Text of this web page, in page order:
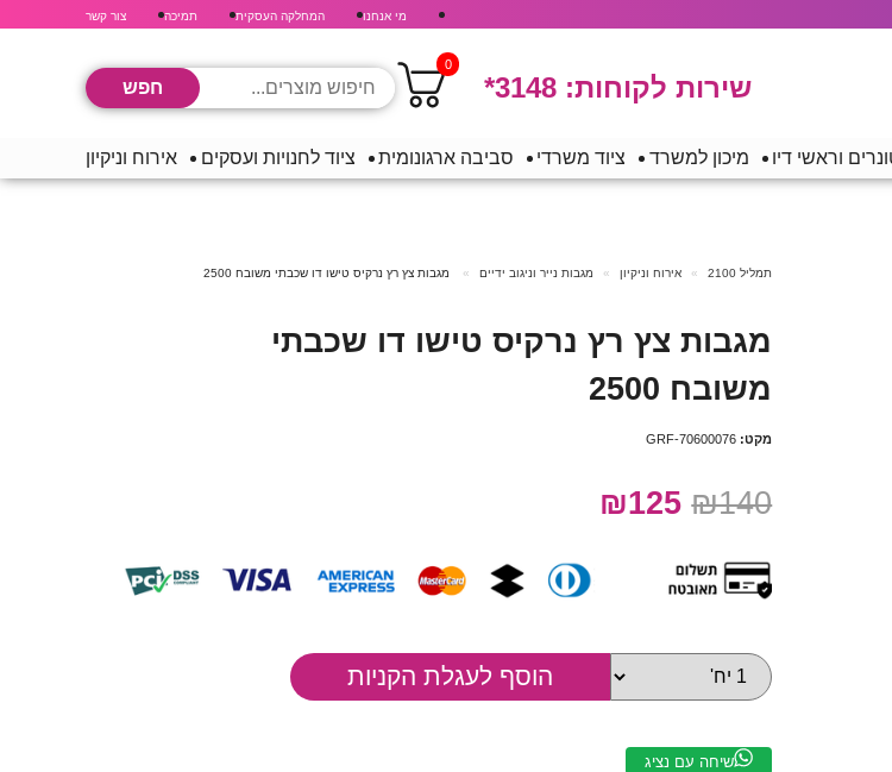
מי אנחנו המחלקה העסקית תמיכה צור קשר
שירות לקוחות: *3148
0
וראשי דיו מיכון למשרד ציוד משרדי סביבה ארגונומית ציוד לחנויות ועסקים אירוח וניקיון
תמליל 2100 אירוח וניקיון מגבות נייר וניגוב ידיים מגבות צץ רץ נרקיס טישו דו שכבתי משובח 2500
מגבות צץ רץ נרקיס טישו דו שכבתי
משובח 2500
מקט: GRF-70600076
₪140
₪125
שיחה עם נציג